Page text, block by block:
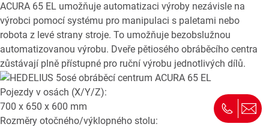
ACURA 65 EL umožňuje automatizaci výroby nezávisle na
výrobci pomocí systému pro manipulaci s paletami nebo
robota z levé strany stroje. To umožňuje bezobslužnou
automatizovanou výrobu. Dveře pětiosého obráběcího centra
zůstávají plně přístupné pro ruční výrobu jednotlivých dílů.
Pojezdy v osách (X/Y/Z):
700 x 650 x 600 mm
Rozměry otočného/výklopného stolu: